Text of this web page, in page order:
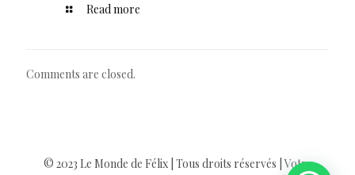
Read more
Comments are closed.
© 2023 Le Monde de Félix | Tous droits réservés |Votre